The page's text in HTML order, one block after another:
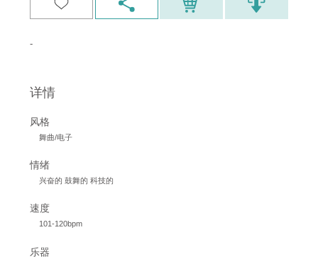
-
详情
风格
舞曲/电子
情绪
兴奋的 鼓舞的 科技的
速度
101-120bpm
乐器